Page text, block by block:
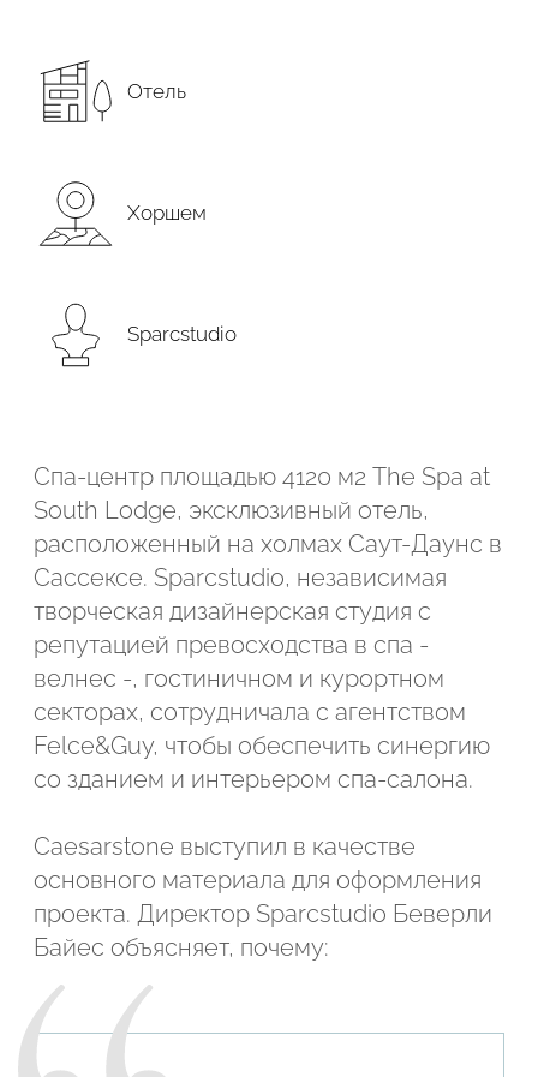
Отель
Хоршем
Sparcstudio
Спа-центр площадью 4120 м2 The Spa at
South Lodge, эксклюзивный отель,
расположенный на холмах Саут-Даунс в
Сассексе. Sparcstudio, независимая
творческая дизайнерская студия с
репутацией превосходства в спа -
велнес -, гостиничном и курортном
секторах, сотрудничала с агентством
Felce&Guy, чтобы обеспечить синергию
со зданием и интерьером спа-салона.
Caesarstone выступил в качестве
основного материала для оформления
проекта. Директор Sparcstudio Беверли
Байес объясняет, почему:
Подтвердите, что вы не робот
Подтвердите, что вы не робот
Подтвердите, что вы не робот